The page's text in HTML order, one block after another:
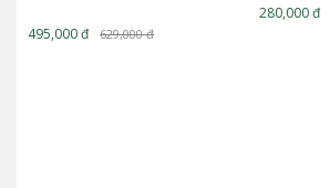
629,000đ
495,000đ
280,000đ